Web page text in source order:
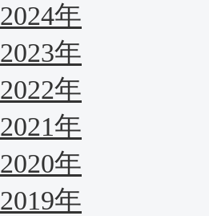
2024年
2023年
2022年
2021年
2020年
2019年